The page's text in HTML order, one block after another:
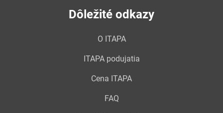
Dôležité odkazy
O ITAPA
ITAPA podujatia
Cena ITAPA
FAQ